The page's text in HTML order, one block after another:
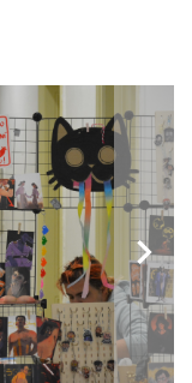
chevron_right